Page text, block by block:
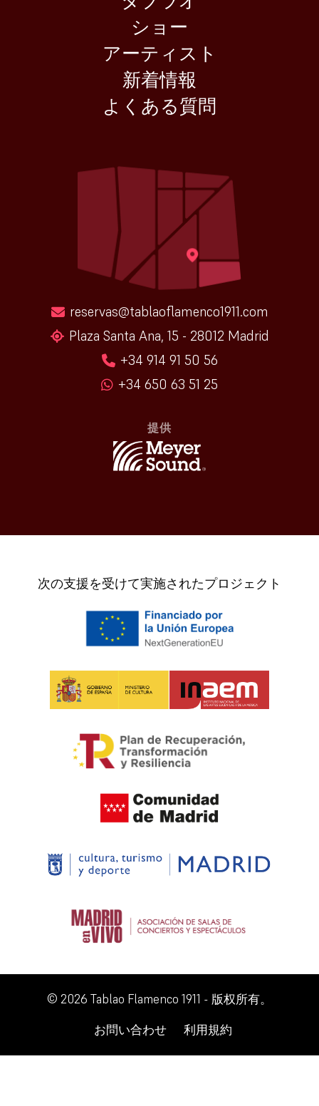
ショー
アーティスト
新着情報
よくある質問
reservas@tablaoflamenco1911.com
Plaza Santa Ana, 15 - 28012 Madrid
+34 914 91 50 56
+34 650 63 51 25
提供
次の支援を受けて実施されたプロジェクト
© 2026 Tablao Flamenco 1911 - 版权所有。
お問い合わせ
利用規約